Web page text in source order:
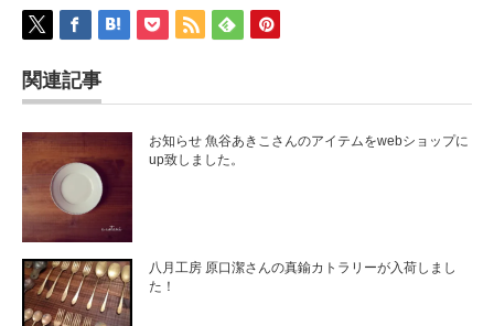
関連記事
お知らせ 魚谷あきこさんのアイテムをwebショップに
up致しました。
八月工房 原口潔さんの真鍮カトラリーが入荷しまし
た！